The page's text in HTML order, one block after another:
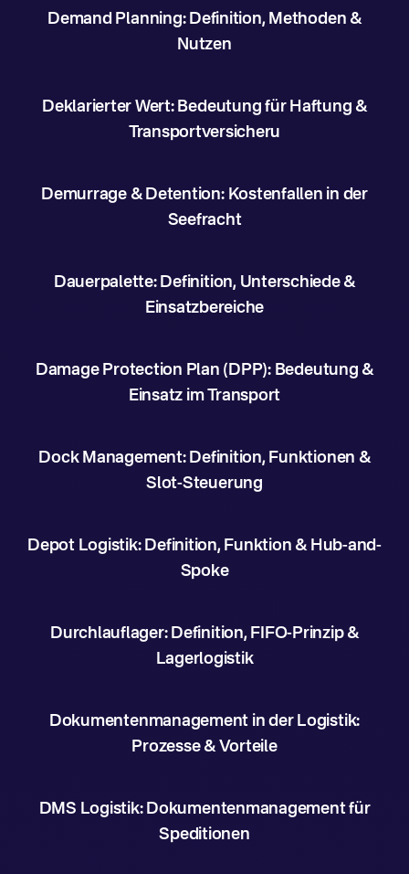
Demand Planning: Definition, Methoden &
Nutzen
Deklarierter Wert: Bedeutung für Haftung &
Transportversicheru
Demurrage & Detention: Kostenfallen in der
Seefracht
Dauerpalette: Definition, Unterschiede &
Einsatzbereiche
Damage Protection Plan (DPP): Bedeutung &
Einsatz im Transport
Dock Management: Definition, Funktionen &
Slot-Steuerung
Depot Logistik: Definition, Funktion & Hub-and-
Spoke
Durchlauflager: Definition, FIFO-Prinzip &
Lagerlogistik
Dokumentenmanagement in der Logistik:
Prozesse & Vorteile
DMS Logistik: Dokumentenmanagement für
Speditionen